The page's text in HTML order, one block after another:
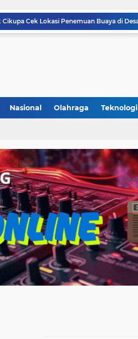
Nasional Olahraga Teknologi